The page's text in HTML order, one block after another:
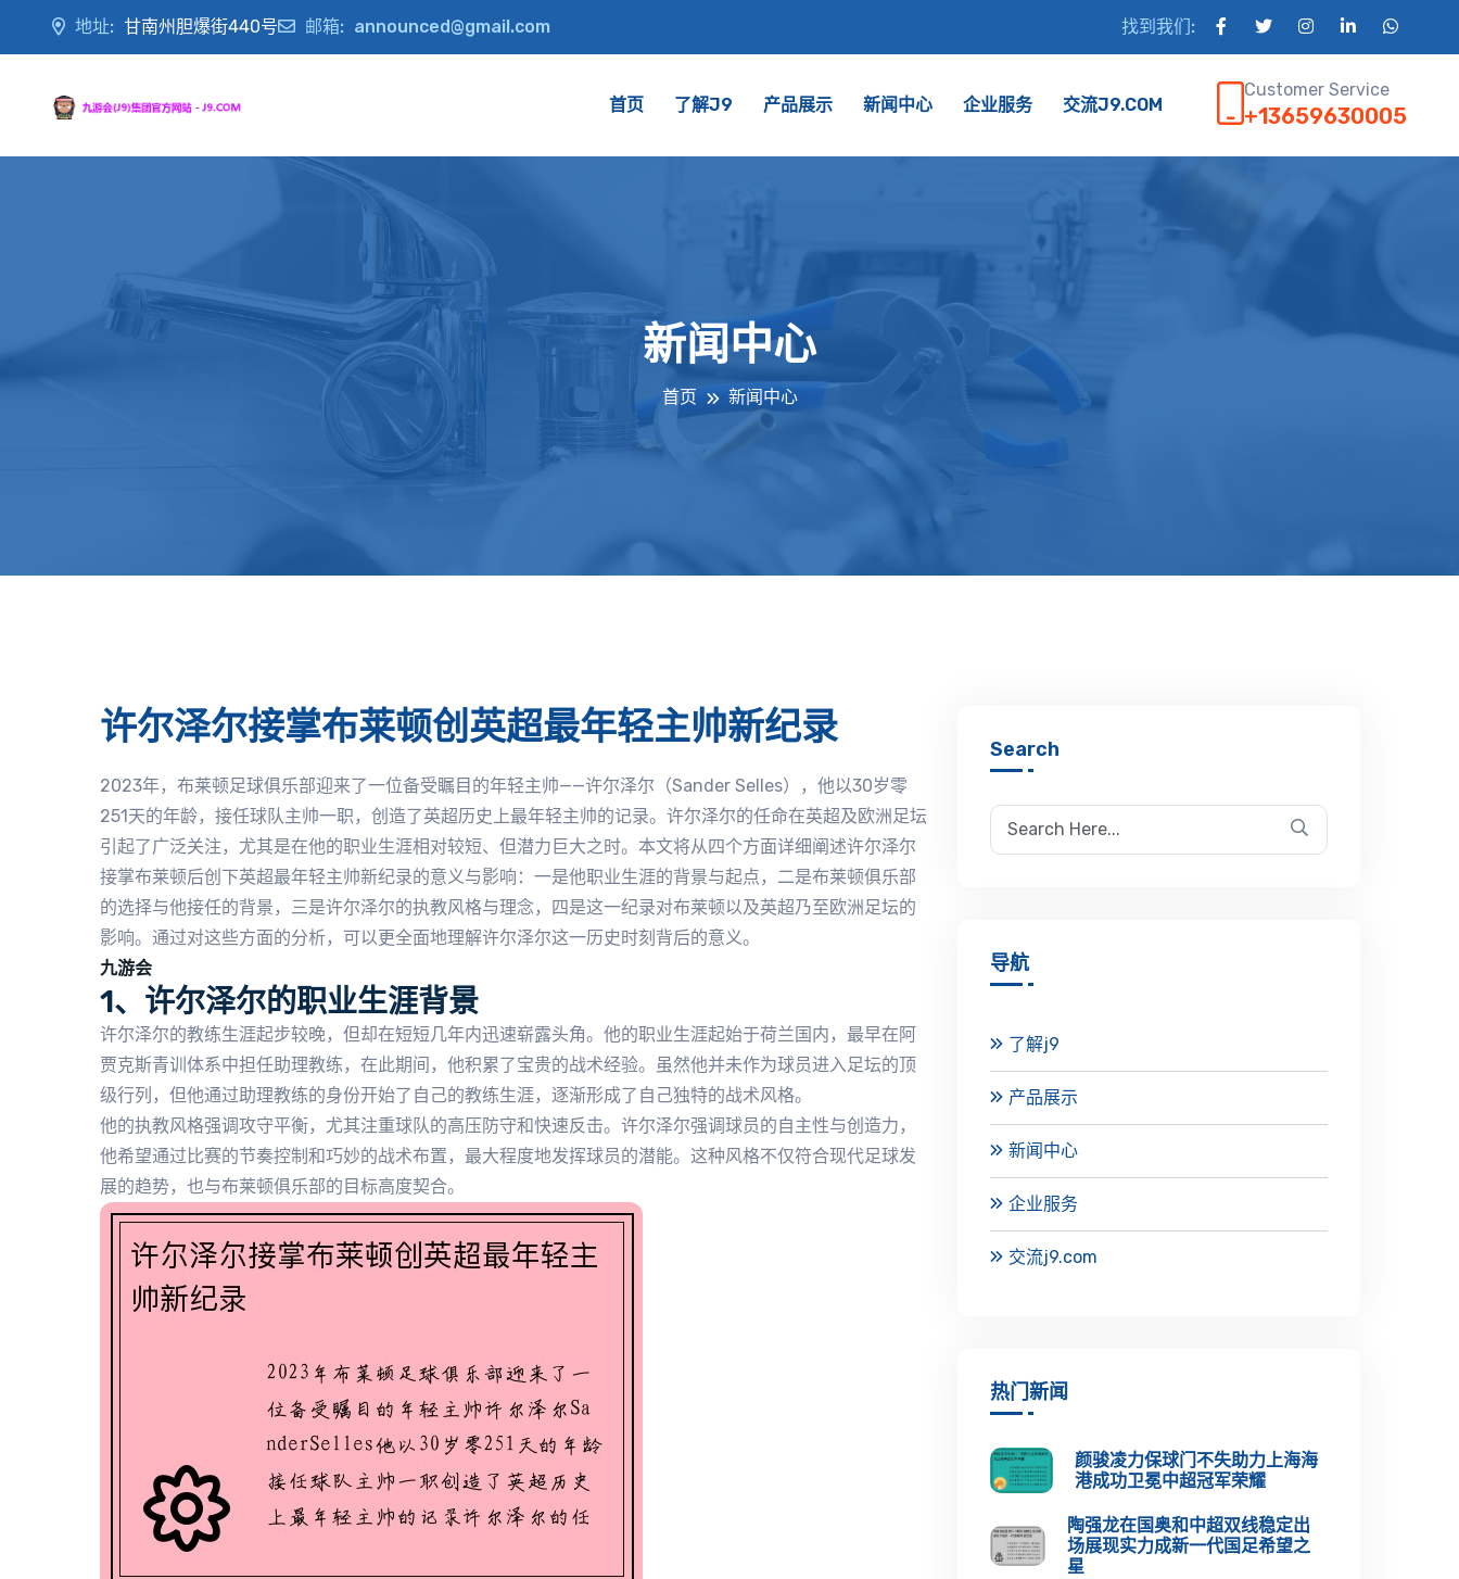
地址: 甘南州胆爆街440号 邮箱: announced@gmail.com 找到我们:
首页 了解J9 产品展示 新闻中心 企业服务 交流J9.COM
Customer Service
+13659630005
新闻中心
首页 新闻中心
许尔泽尔接掌布莱顿创英超最年轻主帅新纪录
2023年，布莱顿足球俱乐部迎来了一位备受瞩目的年轻主帅——许尔泽尔（Sander Selles），他以30岁零
251天的年龄，接任球队主帅一职，创造了英超历史上最年轻主帅的记录。许尔泽尔的任命在英超及欧洲足坛
引起了广泛关注，尤其是在他的职业生涯相对较短、但潜力巨大之时。本文将从四个方面详细阐述许尔泽尔
接掌布莱顿后创下英超最年轻主帅新纪录的意义与影响：一是他职业生涯的背景与起点，二是布莱顿俱乐部
的选择与他接任的背景，三是许尔泽尔的执教风格与理念，四是这一纪录对布莱顿以及英超乃至欧洲足坛的
影响。通过对这些方面的分析，可以更全面地理解许尔泽尔这一历史时刻背后的意义。
九游会
1、许尔泽尔的职业生涯背景
许尔泽尔的教练生涯起步较晚，但却在短短几年内迅速崭露头角。他的职业生涯起始于荷兰国内，最早在阿
贾克斯青训体系中担任助理教练，在此期间，他积累了宝贵的战术经验。虽然他并未作为球员进入足坛的顶
级行列，但他通过助理教练的身份开始了自己的教练生涯，逐渐形成了自己独特的战术风格。
他的执教风格强调攻守平衡，尤其注重球队的高压防守和快速反击。许尔泽尔强调球员的自主性与创造力，
他希望通过比赛的节奏控制和巧妙的战术布置，最大程度地发挥球员的潜能。这种风格不仅符合现代足球发
展的趋势，也与布莱顿俱乐部的目标高度契合。
Search
导航
了解j9
产品展示
新闻中心
企业服务
交流j9.com
热门新闻
颜骏凌力保球门不失助力上海海
港成功卫冕中超冠军荣耀
陶强龙在国奥和中超双线稳定出
场展现实力成新一代国足希望之
星